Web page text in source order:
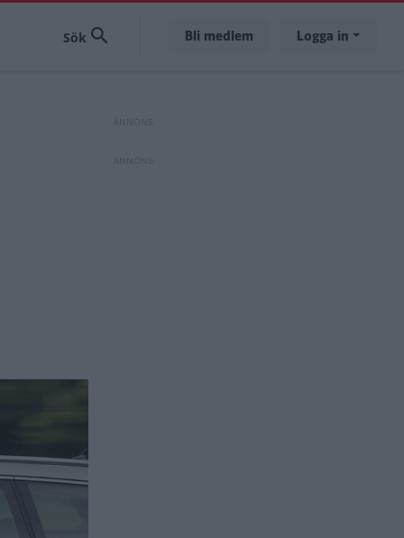
Bli medlem Logga in